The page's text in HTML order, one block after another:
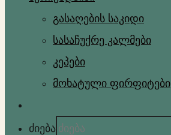
გასაღების საკიდი
სასაჩუქრე კალმები
კეპები
მოხატული ფირფიტები
ძიება